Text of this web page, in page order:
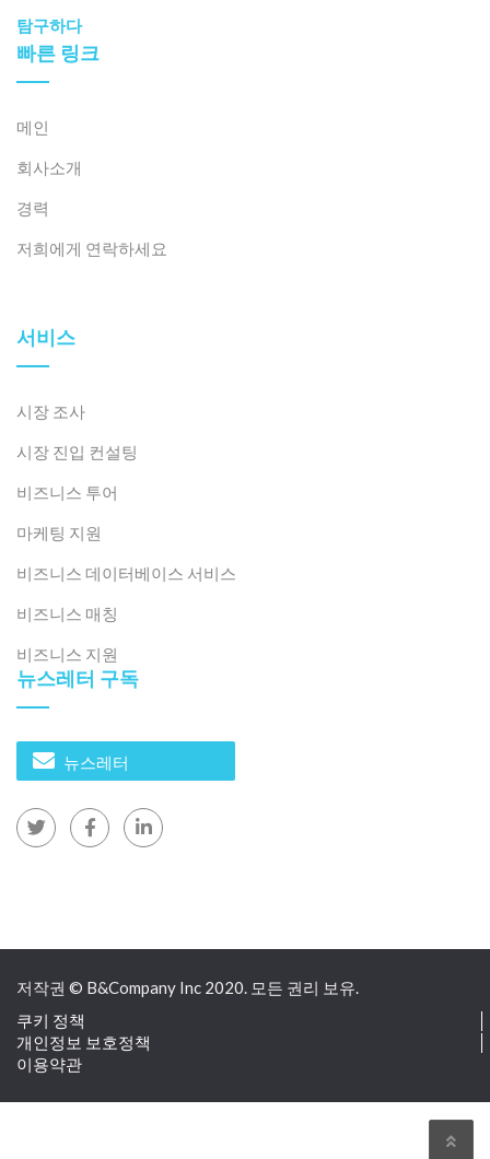
함한 모든 의료 분야에서 민간 자원을 유치할 수 있는 기회
를 확대했습니다[7].
히 미비점이 있고, 세부적인 지침이 부족하며, PPP법과 토
지법, 건설법 등 다른 법률 간의 불일치가 시행에 걸림돌이
될 수 있다고 지적합니다. 보건부는 현재 이러한 문제 해결
을 위해 더욱 구체적인 회람을 개발하고 있습니다.
시장 세그먼트 및 투자 기회
회를 제공합니다.
시장 수요와 경쟁 환경을 기준으로 기회는 크게 세 가지 단
– 대규모 공공 프로젝트:
치민시에 3개 병원이 밀집해 있다
거의 항상 다음을 형성해야 합니다.
와 합작 투자 . 주요 과제는 복잡한 입찰 과정
사항
대규모 프로젝트 관리 역량
– 고급 개인 프로젝트:
타겟으로 합니다.
만 수요는
기에는 국제 수준의 병원, 종양학 센터, 청정실 시설을 위
한 첨단 기술과 전문화된 건설이 포함됩니다.
– 전문적인 첨단 기술 하청 계약:
추천
기회를 효과적으로 활용하려면 회사가 다음을 수행해야
합니다.
– 현지 파트너를 우선시하십시오:강력한 기술적 역량, 재
정적 투명성, 국제적 경험, 문화적 적합성을 갖춘 총괄 건
탐구하다
빠른 링크
메인
회사소개
경력
저희에게 연락하세요
서비스
시장 조사
시장 진입 컨설팅
비즈니스 투어
마케팅 지원
비즈니스 데이터베이스 서비스
비즈니스 매칭
비즈니스 지원
뉴스레터 구독
뉴스레터
저작권 © B&Company Inc 2020. 모든 권리 보유.
쿠키 정책
개인정보 보호정책
이용약관